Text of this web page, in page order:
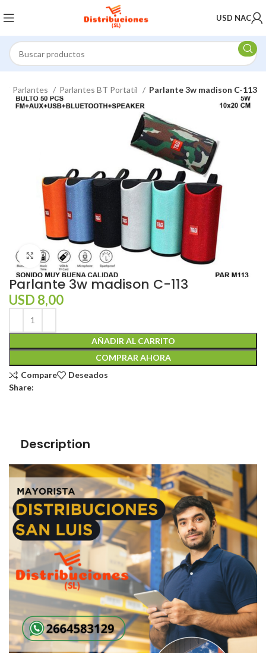
USD NAC
Parlantes Parlantes BT Portatil Parlante 3w madison C-113
Click to enlarge
Parlante 3w madison C-113
USD 8,00
AÑADIR AL CARRITO
COMPRAR AHORA
Compare
Deseados
Share:
Description